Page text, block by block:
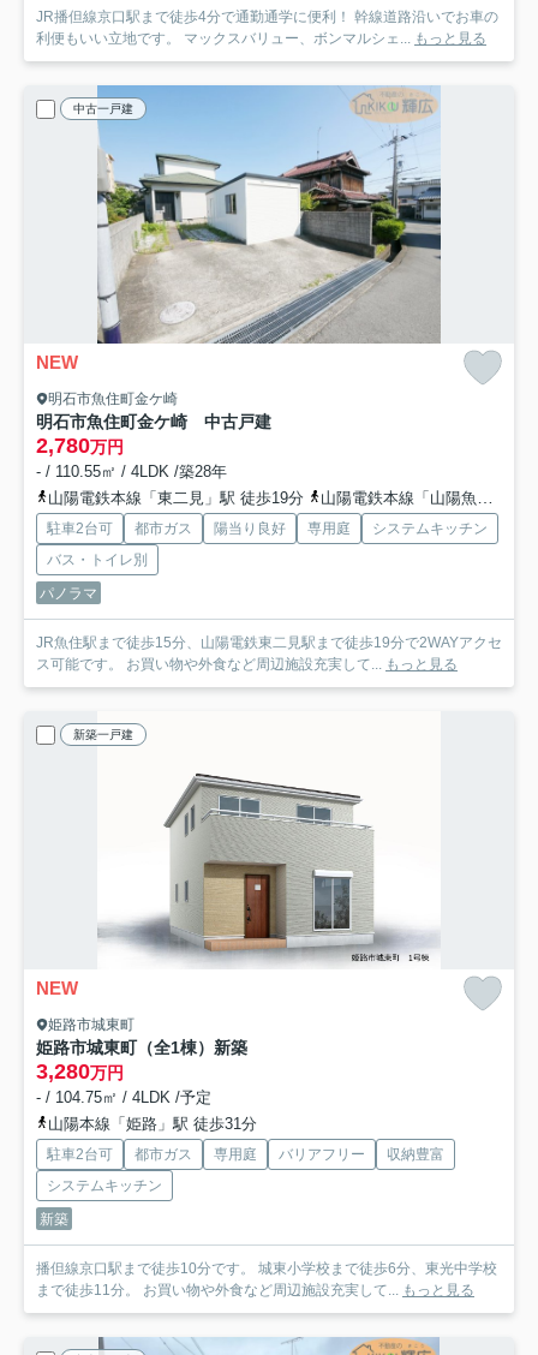
JR播但線京口駅まで徒歩4分で通勤通学に便利！ 幹線道路沿いでお車の
利便もいい立地です。 マックスバリュー、ボンマルシェ...
もっと見る
中古一戸建
NEW
明石市魚住町金ケ崎
明石市魚住町金ケ崎 中古戸建
2,780万円
- / 110.55㎡ / 4LDK /築28年
山陽電鉄本線「東二見」駅 徒歩19分
山陽電鉄本線「山陽魚住」駅 徒歩28分
駐車2台可 都市ガス 陽当り良好 専用庭
システムキッチン
バス・トイレ別
パノラマ
JR魚住駅まで徒歩15分、山陽電鉄東二見駅まで徒歩19分で2WAYアクセ
ス可能です。 お買い物や外食など周辺施設充実して...
もっと見る
新築一戸建
NEW
姫路市城東町
姫路市城東町（全1棟）新築
3,280万円
- / 104.75㎡ / 4LDK /予定
山陽本線「姫路」駅 徒歩31分
駐車2台可 都市ガス 専用庭 バリアフリー
収納豊富
システムキッチン
新築
播但線京口駅まで徒歩10分です。 城東小学校まで徒歩6分、東光中学校
まで徒歩11分。 お買い物や外食など周辺施設充実して...
もっと見る